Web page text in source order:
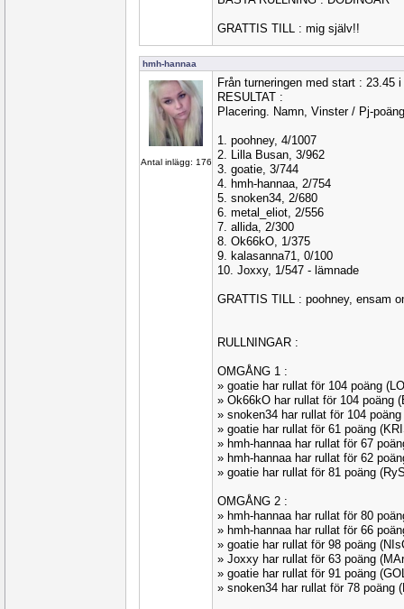
GRATTIS TILL : mig själv!!
hmh-hannaa
Antal inlägg: 176
Från turneringen med start : 23.45
RESULTAT :
Placering. Namn, Vinster / Pj-poäng
1. poohney, 4/1007
2. Lilla Busan, 3/962
3. goatie, 3/744
4. hmh-hannaa, 2/754
5. snoken34, 2/680
6. metal_eliot, 2/556
7. allida, 2/300
8. Ok66kO, 1/375
9. kalasanna71, 0/100
10. Joxxy, 1/547 - lämnade
GRATTIS TILL : poohney, ensam
RULLNINGAR :
OMGÅNG 1 :
» goatie har rullat för 104 poäng
» Ok66kO har rullat för 104 poäng
» snoken34 har rullat för 104
» goatie har rullat för 61 poäng
» hmh-hannaa har rullat för 67
» hmh-hannaa har rullat för 62
» goatie har rullat för 81 poäng
OMGÅNG 2 :
» hmh-hannaa har rullat för 80
» hmh-hannaa har rullat för 66
» goatie har rullat för 98 poäng
» Joxxy har rullat för 63 poäng
» goatie har rullat för 91 poäng
» snoken34 har rullat för 78 poäng